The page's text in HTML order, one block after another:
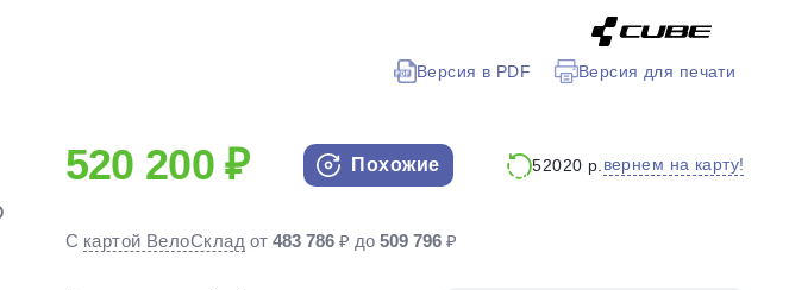
Версия в PDF Версия для печати
520 200 ₽ Похожие 52020 р. вернем на карту!
С картой ВелоСклад от483 786 ₽ до509 796 ₽